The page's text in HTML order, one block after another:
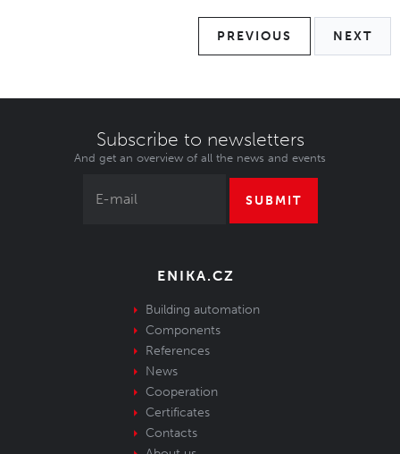
PREVIOUS NEXT
Subscribe to newsletters
And get an overview of all the news and events
SUBMIT
ENIKA.CZ
Building automation
Components
References
News
Cooperation
Certificates
Contacts